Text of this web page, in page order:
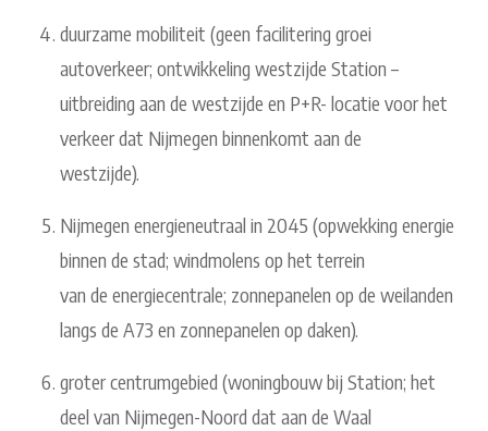
duurzame mobiliteit (geen facilitering groei
autoverkeer; ontwikkeling westzijde Station –
uitbreiding aan de westzijde en P+R- locatie voor het
verkeer dat Nijmegen binnenkomt aan de
westzijde).
Nijmegen energieneutraal in 2045 (opwekking energie
binnen de stad; windmolens op het terrein
van de energiecentrale; zonnepanelen op de weilanden
langs de A73 en zonnepanelen op daken).
groter centrumgebied (woningbouw bij Station; het
deel van Nijmegen-Noord dat aan de Waal